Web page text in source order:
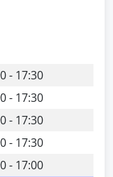
- 17:30
- 17:30
- 17:30
- 17:30
- 17:00